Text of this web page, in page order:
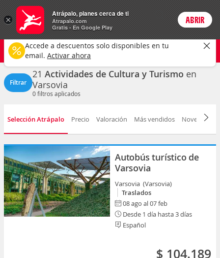
Actividades Login
Varsovia ciudad
Cultura y turismo Cualquier fecha
CAMBIAR
Filtrar
21 Actividades de Cultura y Turismo en
Varsovia
0filtros aplicados
Selección Atrápalo Precio Valoración Más vendidos Novedad
Autobús turístico de
Varsovia
Varsovia (Varsovia)
Traslados
08 ago al 07 feb
Desde 1 día hasta 3 días
Español
$ 104.189
×
Atrápalo, planes cerca de ti
Atrapalo.com
Gratis - En Google Play
ABRIR
Accede a descuentos solo disponibles en tu
email. Activar ahora